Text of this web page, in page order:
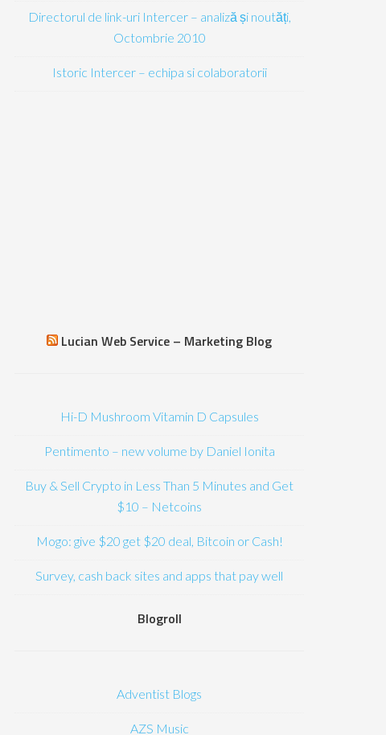
Directorul de link-uri Intercer – analiză și noutăți,
Octombrie 2010
Istoric Intercer – echipa si colaboratorii
Lucian Web Service – Marketing Blog
Hi-D Mushroom Vitamin D Capsules
Pentimento – new volume by Daniel Ionita
Buy & Sell Crypto in Less Than 5 Minutes and Get
$10 – Netcoins
Mogo: give $20 get $20 deal, Bitcoin or Cash!
Survey, cash back sites and apps that pay well
Blogroll
Adventist Blogs
AZS Music